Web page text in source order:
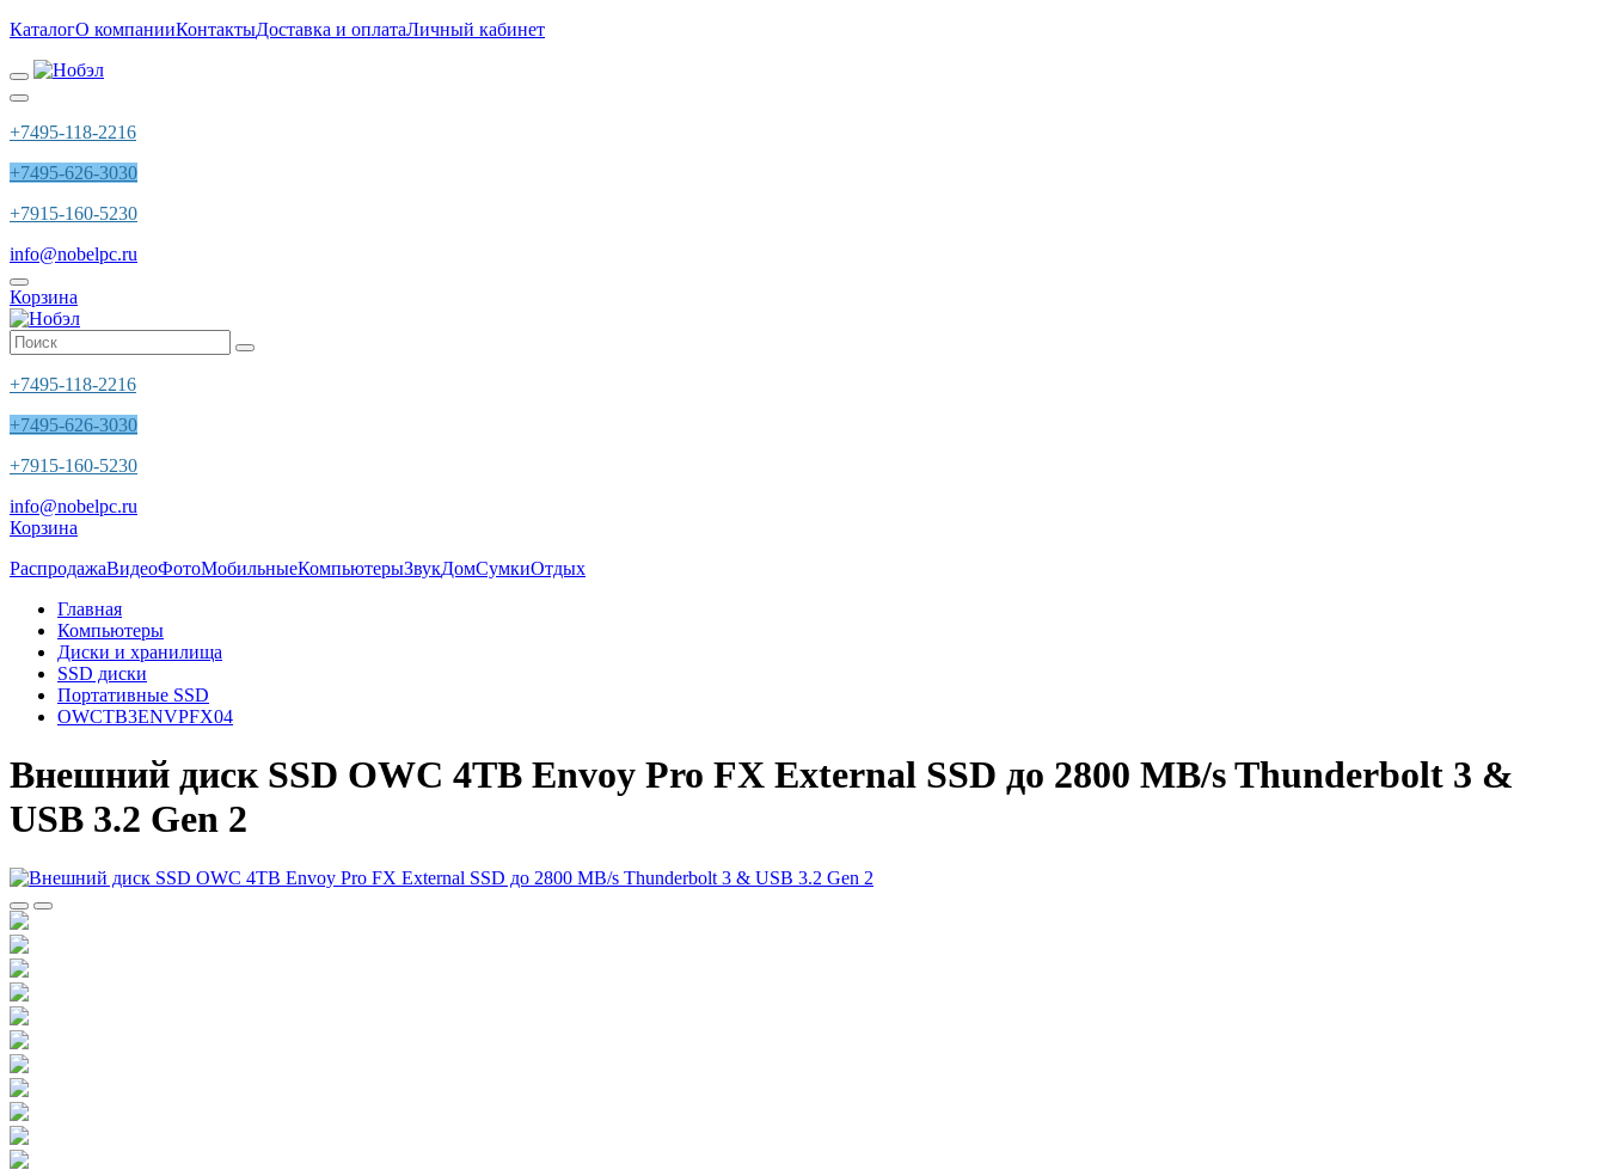
КаталогО компанииКонтактыДоставка и оплатаЛичный кабинет
+7495-118-2216
+7495-626-3030
+7915-160-5230
info@nobelpc.ru
Корзина
+7495-118-2216
+7495-626-3030
+7915-160-5230
info@nobelpc.ru
Корзина
РаспродажаВидеоФотоМобильныеКомпьютерыЗвукДомСумкиОтдых
Главная
Компьютеры
Диски и хранилища
SSD диски
Портативные SSD
OWCTB3ENVPFX04
Внешний диск SSD OWC 4TB Envoy Pro FX External SSD до 2800 MB/s Thunderbolt 3 &
USB 3.2 Gen 2